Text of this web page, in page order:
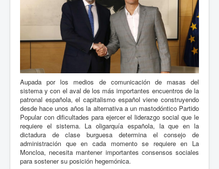
Aupada por los medios de comunicación de masas del
sistema y con el aval de los más importantes encuentros de la
patronal española, el capitalismo español viene construyendo
desde hace unos años la alternativa a un mastodóntico Partido
Popular con dificultades para ejercer el liderazgo social que le
requiere el sistema. La oligarquía española, la que en la
dictadura de clase burguesa determina el consejo de
administración que en cada momento se requiere en La
Moncloa, necesita mantener importantes consensos sociales
para sostener su posición hegemónica.